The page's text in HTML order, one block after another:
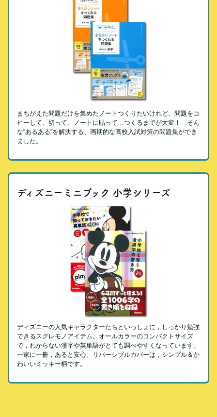
まちがえた問題だけを集めたノートつくりたいけれど、問題をコ
ピーして、切って、ノートに貼って…つくるまでが大変！ そん
な“あるある”を解決する、画期的な高校入試対策の問題集ができ
ました。
ディズニーミニブック 小学シリーズ
ディズニーの人気キャラクターたちといっしょに，しっかり勉強
できるスグレモノアイテム。オールカラーのコンパクトサイズ
で，わからない漢字や英単語がとても調べやすくなっています。
一家に一冊，あると安心。リバーシブルカバーは，シンプル＆か
わいいミッキー柄です。